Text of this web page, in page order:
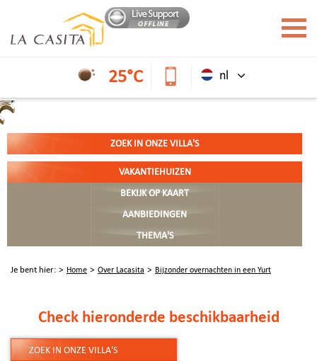
25°C nl
ZOEK IN ONZE VILLA'S
VAKANTIEHUIZEN
BEKIJK OP KAART
AANBIEDINGEN
THEMA'S
Je bent hier: Home Over Lacasita Bijzonder overnachten in een Yurt
Check hieronderde beschikbaarheid
ZOEK IN ONZE VILLA'S